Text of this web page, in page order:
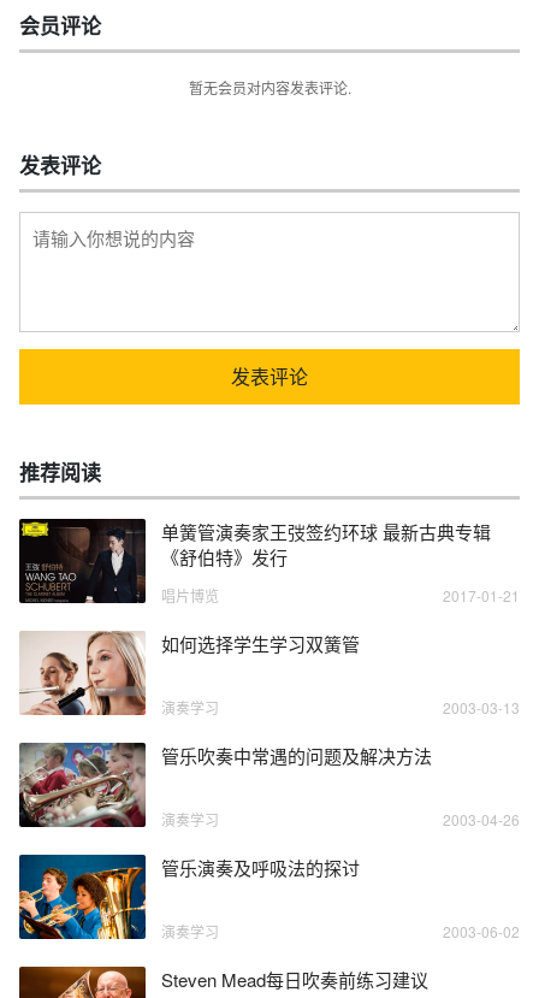
会员评论
暂无会员对内容发表评论.
发表评论
推荐阅读
单簧管演奏家王弢签约环球 最新古典专辑
《舒伯特》发行
唱片博览 2017-01-21
如何选择学生学习双簧管
演奏学习 2003-03-13
管乐吹奏中常遇的问题及解决方法
演奏学习 2003-04-26
管乐演奏及呼吸法的探讨
演奏学习 2003-06-02
Steven Mead每日吹奏前练习建议